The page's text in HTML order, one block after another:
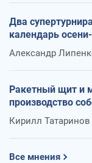
Два
календарь
Александр
Ракетный щит и
производство
Кирилл Татаринов
Все мнения